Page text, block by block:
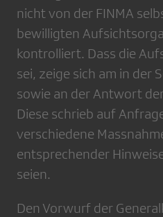
nicht von der FINMA
bewilligten
kontrolliert. Dass die
sei, zeige sich am in der
sowie an der Antwort
Diese schrieb auf
verschiedene
entsprechender
seien.
Den Vorwurf der